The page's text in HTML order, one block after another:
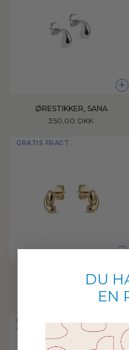
+
ØRESTIKKER, SANA
350,00 DKK
GRATIS FRAGT
+
ØRESTIKKER, NARI
BESTSELLER
GRATIS FRAGT
DU
EN